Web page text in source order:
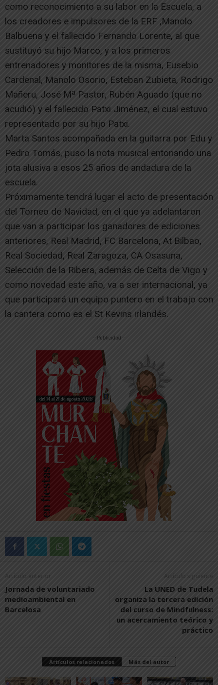
como reconocimiento a su labor en la Escuela, a
los creadores e impulsores de la ERF ,Manolo
Balbuena y el fallecido Fernando Lorente, al que
sustituyó su hijo Marco, y a los primeros
entrenadores y monitores de la misma, Eusebio
Cardenal, Manolo Osorio, Esteban Zubieta, Rodrigo
Mañeru, José Mª Pastor, Rubén Aguado (que no
acudió) y el fallecido Patxi Jiménez, el cual estuvo
representado por su hijo Patxi.
Marta Santos acompañada en la guitarra por Edu y
Pedro Tomás, puso la nota musical entonando una
jota alusiva a esos 25 años de andadura de la
escuela.
Próximamente tendrá lugar el acto de presentación
del Torneo de Navidad, en el que ya adelantaron
que van a participar los ganadores de ediciones
anteriores, Real Madrid, FC Barcelona, At Bilbao,
Real Sociedad, Real Zaragoza, CA Osasuna,
Selección de la Ribera, además de Celta de Vigo y
como novedad este año, va a ser internacional, ya
que participará un equipo puntero en el trabajo con
la cantera como es el St Kevins irlandés.
-- Publicidad --
Artículo anterior
Jornada de voluntariado
medioambiental en
Barcelosa
Artículo siguiente
La UNED de Tudela
organiza la tercera edición
del curso de Mindfulness:
un acercamiento teórico y
práctico
Artículos relacionados Más del autor